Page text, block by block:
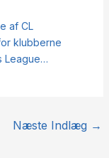
af CL
klubberne
League…
Næste Indlæg →